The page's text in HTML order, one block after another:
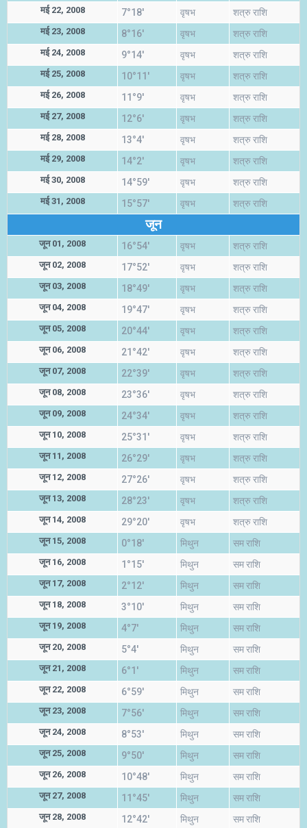
मई 22, 2008 7°18' वृषभ शत्रु राशि
मई 23, 2008 8°16' वृषभ शत्रु राशि
मई 24, 2008 9°14' वृषभ शत्रु राशि
मई 25, 2008 10°11' वृषभ शत्रु राशि
मई 26, 2008 11°9' वृषभ शत्रु राशि
मई 27, 2008 12°6' वृषभ शत्रु राशि
मई 28, 2008 13°4' वृषभ शत्रु राशि
मई 29, 2008 14°2' वृषभ शत्रु राशि
मई 30, 2008 14°59' वृषभ शत्रु राशि
मई 31, 2008 15°57' वृषभ शत्रु राशि
जून
जून 01, 2008 16°54' वृषभ शत्रु राशि
जून 02, 2008 17°52' वृषभ शत्रु राशि
जून 03, 2008 18°49' वृषभ शत्रु राशि
जून 04, 2008 19°47' वृषभ शत्रु राशि
जून 05, 2008 20°44' वृषभ शत्रु राशि
जून 06, 2008 21°42' वृषभ शत्रु राशि
जून 07, 2008 22°39' वृषभ शत्रु राशि
जून 08, 2008 23°36' वृषभ शत्रु राशि
जून 09, 2008 24°34' वृषभ शत्रु राशि
जून 10, 2008 25°31' वृषभ शत्रु राशि
जून 11, 2008 26°29' वृषभ शत्रु राशि
जून 12, 2008 27°26' वृषभ शत्रु राशि
जून 13, 2008 28°23' वृषभ शत्रु राशि
जून 14, 2008 29°20' वृषभ शत्रु राशि
जून 15, 2008 0°18' मिथुन सम राशि
जून 16, 2008 1°15' मिथुन सम राशि
जून 17, 2008 2°12' मिथुन सम राशि
जून 18, 2008 3°10' मिथुन सम राशि
जून 19, 2008 4°7' मिथुन सम राशि
जून 20, 2008 5°4' मिथुन सम राशि
जून 21, 2008 6°1' मिथुन सम राशि
जून 22, 2008 6°59' मिथुन सम राशि
जून 23, 2008 7°56' मिथुन सम राशि
जून 24, 2008 8°53' मिथुन सम राशि
जून 25, 2008 9°50' मिथुन सम राशि
जून 26, 2008 10°48' मिथुन सम राशि
जून 27, 2008 11°45' मिथुन सम राशि
जून 28, 2008 12°42' मिथुन सम राशि